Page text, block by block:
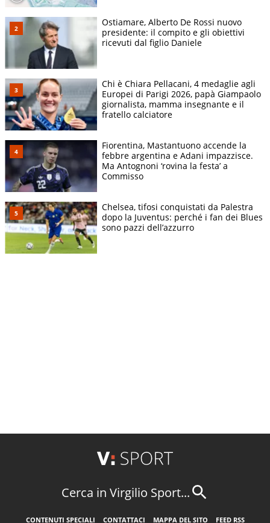
Ostiamare, Alberto De Rossi nuovo
presidente: il compito e gli obiettivi
ricevuti dal figlio Daniele
Chi è Chiara Pellacani, 4 medaglie agli
Europei di Parigi 2026, papà Giampaolo
giornalista, mamma insegnante e il
fratello calciatore
Fiorentina, Mastantuono accende la
febbre argentina e Adani impazzisce.
Ma Antognoni ‘rovina la festa’ a
Commisso
Chelsea, tifosi conquistati da Palestra
dopo la Juventus: perché i fan dei Blues
sono pazzi dell’azzurro
Cerca in Virgilio Sport...
CONTENUTI SPECIALI CONTATTACI MAPPA DEL SITO FEED RSS